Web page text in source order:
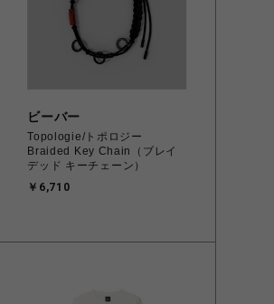
ビーバー
Topologie/トポロジー
Braided Key Chain（ブレイ
デッド キーチェーン）
￥6,710